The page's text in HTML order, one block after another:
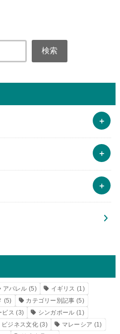
検索
アパレル (5) イギリス (1)
(5) カテゴリー別記事 (5)
ビス (3) シンガポール (1)
ビジネス文化(3) マレーシア (1)